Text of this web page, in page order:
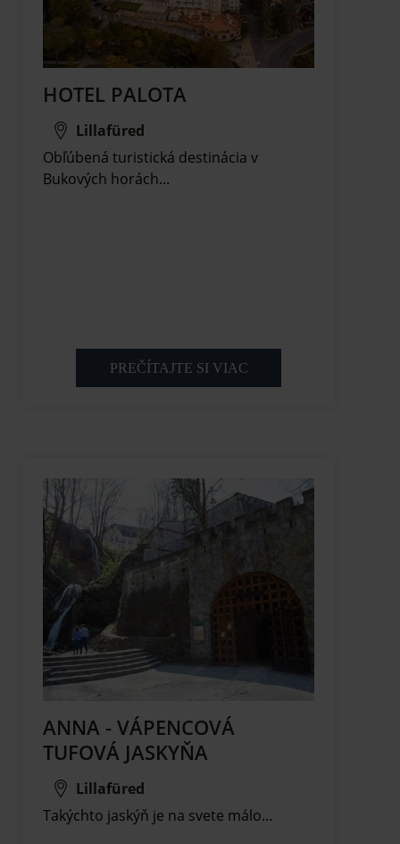
HOTEL PALOTA
Lillafüred
Obľúbená turistická destinácia v
Bukových horách...
PREČÍTAJTE SI VIAC
ANNA - VÁPENCOVÁ
TUFOVÁ JASKYŇA
Lillafüred
Takýchto jaskýň je na svete málo…